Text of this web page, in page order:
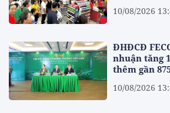
10/08/2026
ĐHĐCĐ
nhuận tăng
thêm gần
10/08/2026